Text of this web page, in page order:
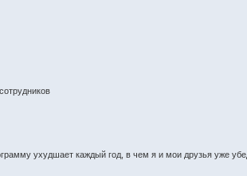
ухудшает каждый год, в чем я и мои друзья уже